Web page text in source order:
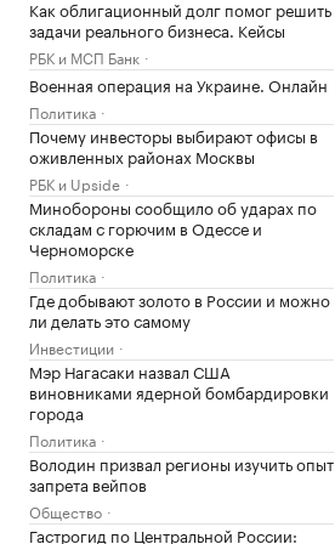
Как облигационный долг помог решить
задачи реального бизнеса. Кейсы
РБК и МСП Банк
Военная операция на Украине. Онлайн
Политика
Почему инвесторы выбирают офисы в
оживленных районах Москвы
РБК и Upside
Минобороны сообщило об ударах по
складам с горючим в Одессе и
Черноморске
Политика
Где добывают золото в России и можно
ли делать это самому
Инвестиции
Мэр Нагасаки назвал США
виновниками ядерной бомбардировки
города
Политика
Володин призвал регионы изучить опыт
запрета вейпов
Общество
Гастрогид по Центральной России: